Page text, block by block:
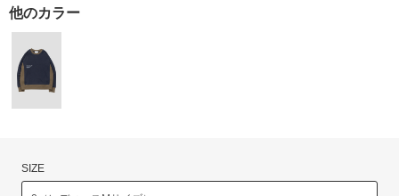
他のカラー
SIZE